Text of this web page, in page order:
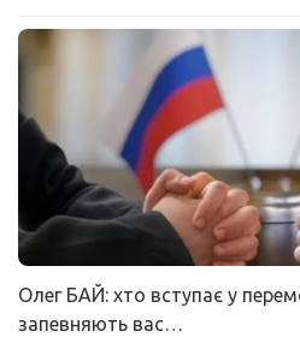
Олег БАЙ: хто вступає у
запевняють вас…